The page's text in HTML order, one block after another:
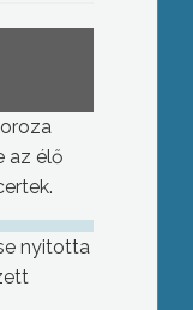
az élő
nyitotta